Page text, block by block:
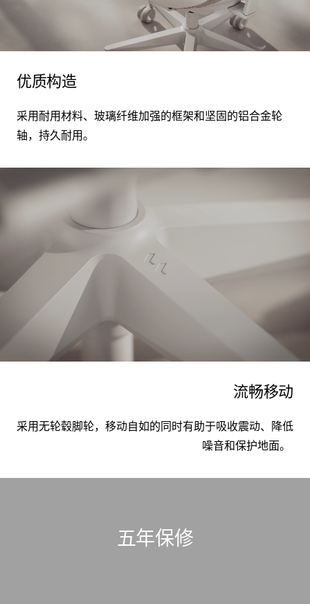
优质构造
采用耐用材料、玻璃纤维加强的框架和坚固的铝合金轮
轴，持久耐用。
流畅移动
采用无轮毂脚轮，移动自如的同时有助于吸收震动、 降低
噪音和保护地面。
五年保修